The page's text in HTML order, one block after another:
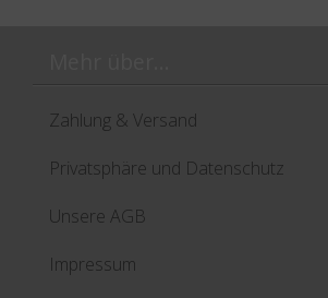
Zahlung & Versand
Privatsphäre und Datenschutz
Unsere AGB
Impressum